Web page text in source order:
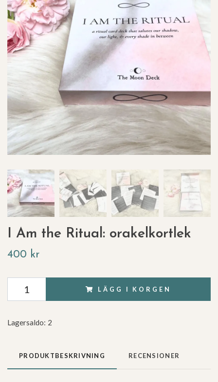
I Am the Ritual: orakelkortlek
400 kr
LÄGG I KORGEN
Lagersaldo: 2
PRODUKTBESKRIVNING RECENSIONER